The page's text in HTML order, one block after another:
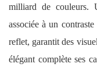
milliard de couleurs.
associée à un
reflet, garantit des
élégant complète ses